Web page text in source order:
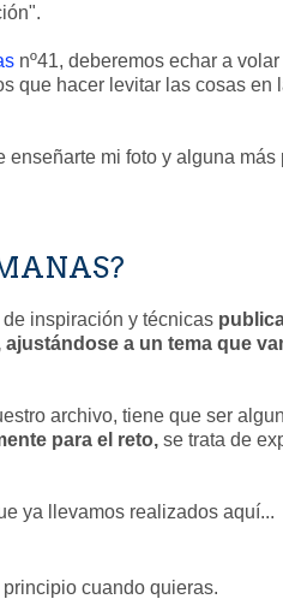
nº41, deberemos echar a
que hacer levitar las cosas en
mi foto y alguna más
inspiración y técnicas
a un tema que
archivo, tiene que ser
para el reto, se trata de
ya llevamos realizados aquí...
cuando quieras.